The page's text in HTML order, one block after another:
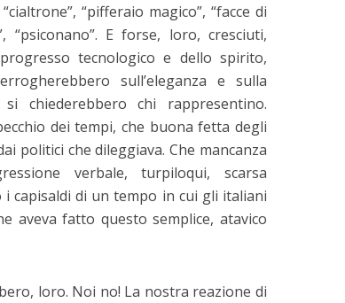
“pifferaio magico”, “facce di
“psiconano”. E forse, loro, cresciuti,
tecnologico e dello spirito,
sull’eleganza e sulla
chiederebbero chi rappresentino.
dei tempi, che buona fetta degli
politici che dileggiava. Che mancanza
verbale, turpiloqui, scarsa
capisaldi di un tempo in cui gli italiani
aveva fatto questo semplice, atavico
loro. Noi no! La nostra reazione di
–
memoria
lettura
Kazuo Ishiguro: Premio
nobel letteratura 2017
2 minuti per la lettura